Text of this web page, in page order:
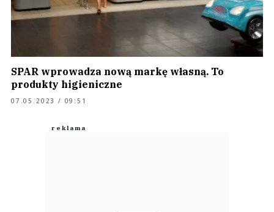
SPAR wprowadza nową markę własną. To
produkty higieniczne
07.05.2023 / 09:51